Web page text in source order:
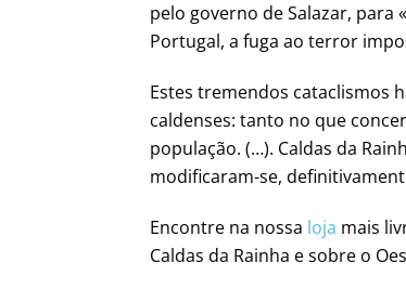
pelo governo de Salazar,
Portugal, a fuga ao terror
Estes tremendos cataclismos
caldenses: tanto no que
população. (…). Caldas da
modificaram-se,
Encontre na nossa loja mais
Caldas da Rainha e sobre o